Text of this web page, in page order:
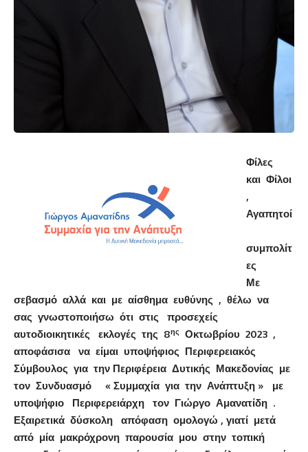
Φίλες
και Φίλοι
,
Αγαπητοί
συμπολίτ
ες
Με
σεβασμό αλλά και με αίσθημα ευθύνης , θέλω να
σας γνωστοποιήσω ότι στις προσεχείς
αυτοδιοικητικές εκλογές της 8ης Οκτωβρίου 2023 ,
αποφάσισα να είμαι υποψήφιος Περιφερειακός
Σύμβουλος για την Περιφέρεια Δυτικής Μακεδονίας με
τον Συνδυασμό « Συμμαχία για την Ανάπτυξη » με
υποψήφιο Περιφερειάρχη τον Γιώργο Αμανατίδη .
Εξαιρετικά δύσκολη απόφαση ομολογώ , γιατί μετά
από μία μακρόχρονη παρουσία μου στην τοπική